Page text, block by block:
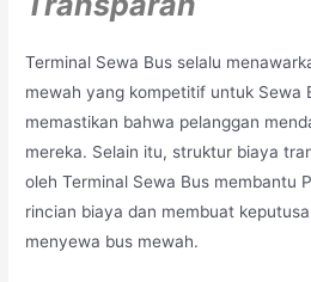
Terminal Sewa Bus selalu
mewah yang kompetitif untuk Sewa
memastikan bahwa pelanggan
mereka. Selain itu, struktur biaya
oleh Terminal Sewa Bus membantu
rincian biaya dan membuat
menyewa bus mewah.